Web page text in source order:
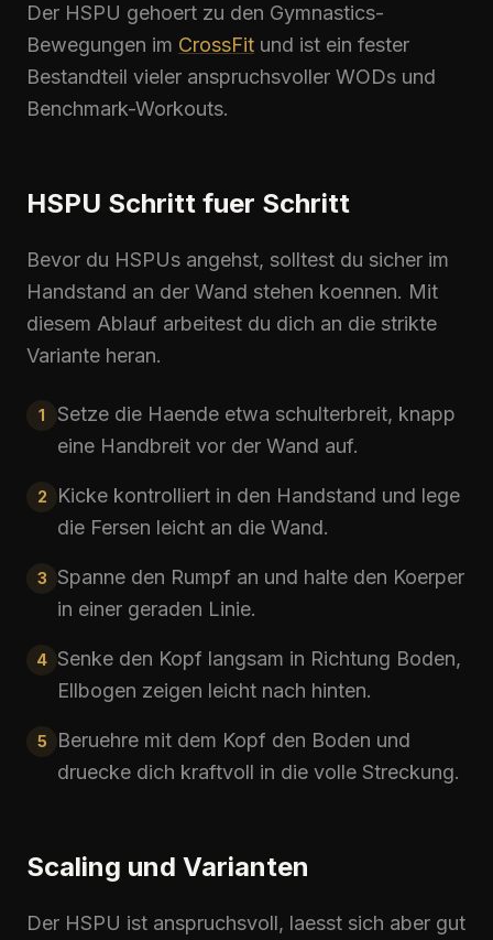
Der HSPU gehoert zu den Gymnastics-
Bewegungen im CrossFit und ist ein fester
Bestandteil vieler anspruchsvoller WODs und
Benchmark-Workouts.
HSPU Schritt fuer Schritt
Bevor du HSPUs angehst, solltest du sicher im
Handstand an der Wand stehen koennen. Mit
diesem Ablauf arbeitest du dich an die strikte
Variante heran.
1
Setze die Haende etwa schulterbreit, knapp
eine Handbreit vor der Wand auf.
2
Kicke kontrolliert in den Handstand und lege
die Fersen leicht an die Wand.
3
Spanne den Rumpf an und halte den Koerper
in einer geraden Linie.
4 Senke den Kopf langsam in Richtung Boden,
Ellbogen zeigen leicht nach hinten.
5
Beruehre mit dem Kopf den Boden und
druecke dich kraftvoll in die volle Streckung.
Scaling und Varianten
Der HSPU ist anspruchsvoll, laesst sich aber gut